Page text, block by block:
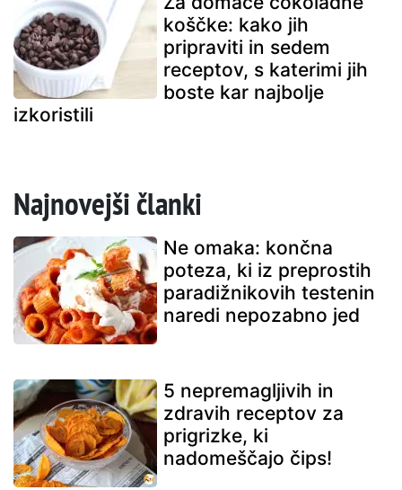
koščke: kako jih
pripraviti in sedem
receptov, s katerimi jih
boste kar najbolje
izkoristili
Najnovejši članki
Ne omaka: končna
poteza, ki iz preprostih
paradižnikovih testenin
naredi nepozabno jed
5 nepremagljivih in
zdravih receptov za
prigrizke, ki
nadomeščajo čips!